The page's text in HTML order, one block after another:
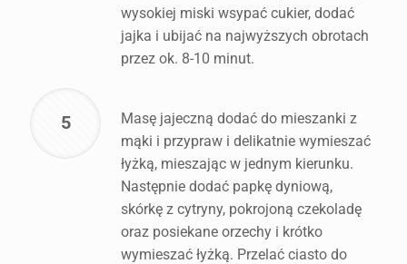
wysokiej miski wsypać cukier, dodać
jajka i ubijać na najwyższych obrotach
przez ok. 8-10 minut.
5
Masę jajeczną dodać do mieszanki z
mąki i przypraw i delikatnie wymieszać
łyżką, mieszając w jednym kierunku.
Następnie dodać papkę dyniową,
skórkę z cytryny, pokrojoną czekoladę
oraz posiekane orzechy i krótko
wymieszać łyżką. Przelać ciasto do